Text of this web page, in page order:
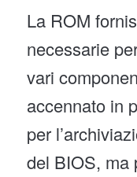
La ROM
necessarie
vari
accennato in
per
del BIOS, ma